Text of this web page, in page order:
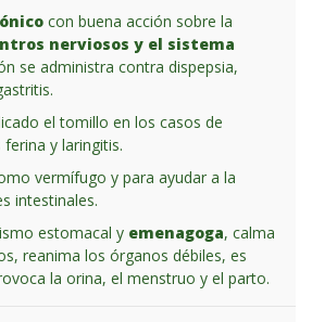
con buena acción sobre la
nerviosos y el sistema
se administra contra dispepsia,
el tomillo en los casos de
y laringitis.
vermífugo y para ayudar a la
intestinales.
estomacal y emenagoga, calma
reanima los órganos débiles, es
la orina, el menstruo y el parto.